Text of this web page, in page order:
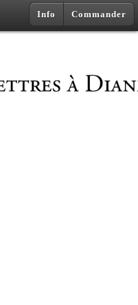
Info Commander